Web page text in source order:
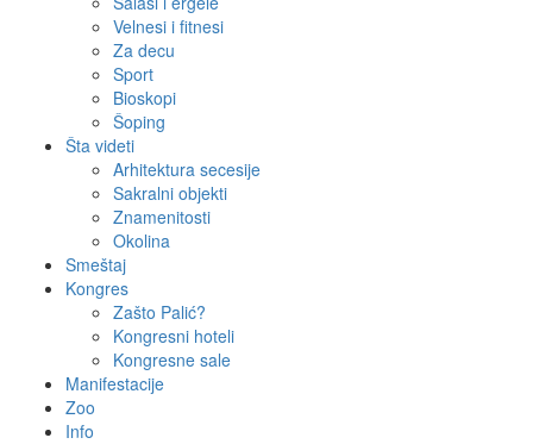
Velnesi i fitnesi
Za decu
Sport
Bioskopi
Šoping
Šta videti
Arhitektura secesije
Sakralni objekti
Znamenitosti
Okolina
Smeštaj
Kongres
Zašto Palić?
Kongresni hoteli
Kongresne sale
Manifestacije
Zoo
Info